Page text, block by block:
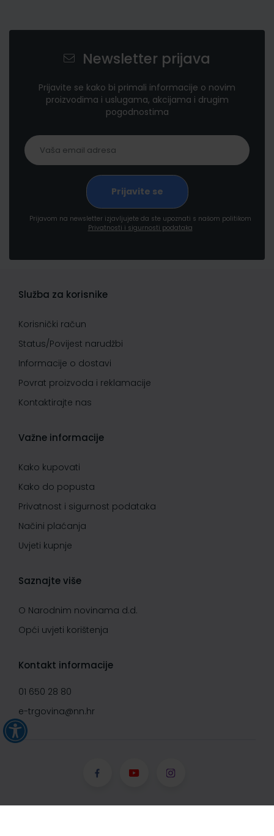
Newsletter prijava
Prijavite se kako bi primali informacije o novim
proizvodima i uslugama, akcijama i drugim
pogodnostima
Prijavom na newsletter izjavljujete da ste upoznati s našom politikom
Privatnosti i sigurnosti podataka
Služba za korisnike
Korisnički račun
Status/Povijest narudžbi
Informacije o dostavi
Povrat proizvoda i reklamacije
Kontaktirajte nas
Važne informacije
Kako kupovati
Kako do popusta
Privatnost i sigurnost podataka
Načini plaćanja
Uvjeti kupnje
Saznajte više
O Narodnim novinama d.d.
Opći uvjeti korištenja
Kontakt informacije
01 650 28 80
e-trgovina@nn.hr